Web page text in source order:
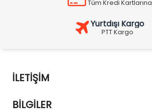
Tüm Kredi Kartlarına
Yurtdışı Kargo
PTT Kargo
İLETIŞIM
BILGILER